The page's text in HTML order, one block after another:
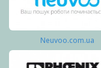
Neuvoo.com.ua